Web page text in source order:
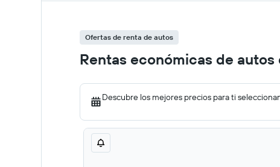
Ofertas de renta de autos
Rentas económicas de autos
Descubre los mejores precios para ti